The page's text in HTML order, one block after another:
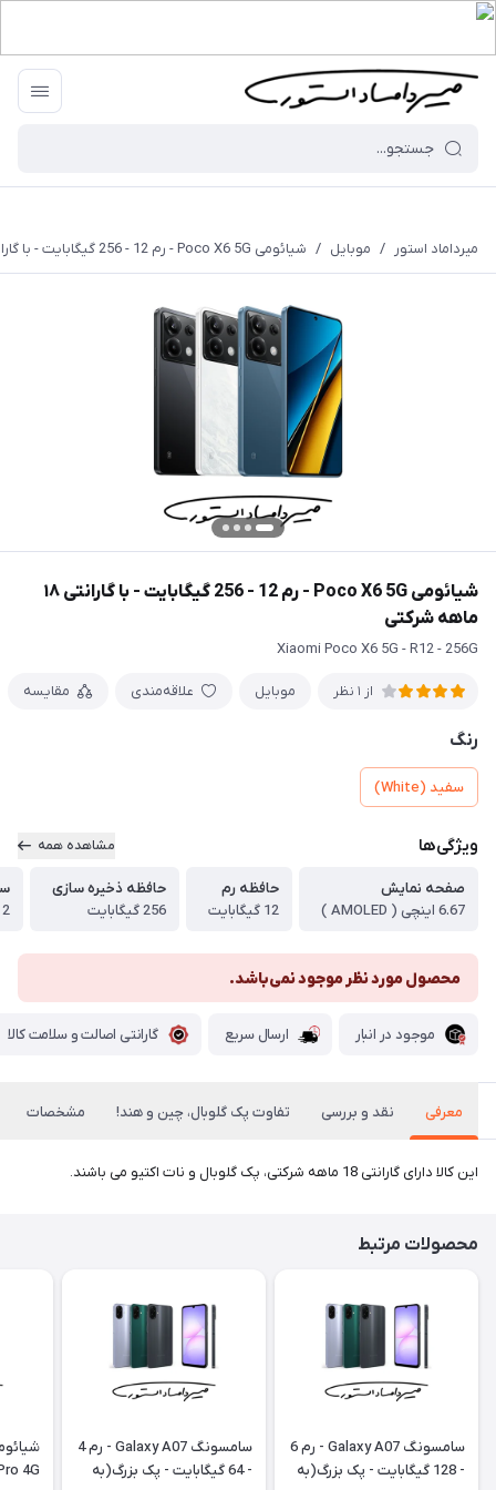
میرداماد استور / موبایل / شیائومی Poco X6 5G - رم 12 - 256 گیگابایت - با گارانتی ۱۸ ماهه شرکتی
شیائومی Poco X6 5G - رم 12 - 256 گیگابایت - با گارانتی ۱۸
ماهه شرکتی
Xiaomi Poco X6 5G - R12 - 256G
از 1 نظر موبایل علاقه‌مندی مقایسه
رنگ
سفید (White)
ویژگی‌ها مشاهده همه
صفحه نمایش
6.67 اینچی ( AMOLED )
حافظه رم
12 گیگابایت
حافظه ذخیره سازی
256 گیگابایت
2 سیم کارت فیزیکی
محصول مورد نظر موجود نمی‌باشد.
موجود در انبار ارسال سریع گارانتی اصالت و سلامت کالا
معرفی نقد و بررسی تفاوت پک گلوبال، چین و هند! مشخصات
این کالا دارای گارانتی 18 ماهه شرکتی، پک گلوبال و نات اکتیو می باشند.
محصولات مرتبط
سامسونگ Galaxy A07 - رم 6
- 128 گیگابایت - پک بزرگ(به
سامسونگ Galaxy A07 - رم 4
- 64 گیگابایت - پک بزرگ(به